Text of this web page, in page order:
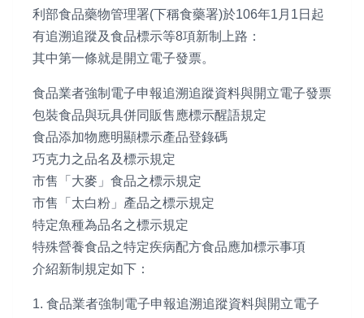
利部食品藥物管理署(下稱食藥署)於106年1月1日起
有追溯追蹤及食品標示等8項新制上路：
其中第一條就是開立電子發票。
食品業者強制電子申報追溯追蹤資料與開立電子發票
包裝食品與玩具併同販售應標示醒語規定
食品添加物應明顯標示產品登錄碼
巧克力之品名及標示規定
市售「大麥」食品之標示規定
市售「太白粉」產品之標示規定
特定魚種為品名之標示規定
特殊營養食品之特定疾病配方食品應加標示事項
介紹新制規定如下：
1. 食品業者強制電子申報追溯追蹤資料與開立電子